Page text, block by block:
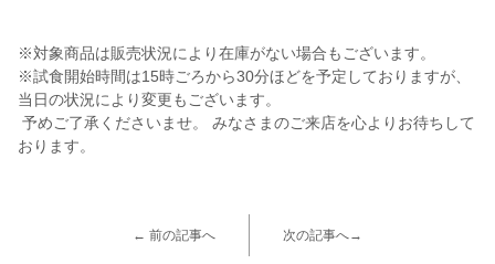
※対象商品は販売状況により在庫がない場合もございます。
※試食開始時間は15時ごろから30分ほどを予定しておりますが、
当日の状況により変更もございます。
予めご了承くださいませ。 みなさまのご来店を心よりお待ちして
おります。
← 前の記事へ 次の記事へ→